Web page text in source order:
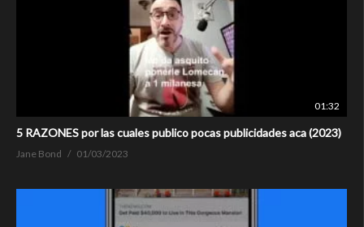
01:32
5 RAZONES por las cuales publico pocas publicidades aca (2023)
Jane Bond 01/03/2023